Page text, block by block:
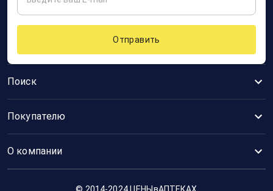
Поиск
Покупателю
О компании
Отправить